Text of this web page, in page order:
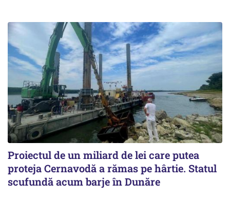
Proiectul de un miliard de lei care putea
proteja Cernavodă a rămas pe hârtie. Statul
scufundă acum barje în Dunăre